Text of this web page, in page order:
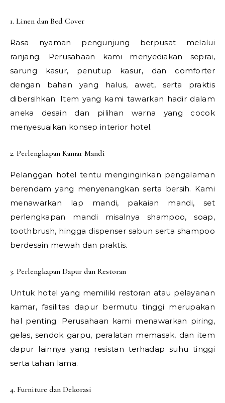
1. Linen dan Bed Cover
Rasa nyaman pengunjung berpusat melalui
ranjang. Perusahaan kami menyediakan seprai,
sarung kasur, penutup kasur, dan comforter
dengan bahan yang halus, awet, serta praktis
dibersihkan. Item yang kami tawarkan hadir dalam
aneka desain dan pilihan warna yang cocok
menyesuaikan konsep interior hotel.
2. Perlengkapan Kamar Mandi
Pelanggan hotel tentu menginginkan pengalaman
berendam yang menyenangkan serta bersih. Kami
menawarkan lap mandi, pakaian mandi, set
perlengkapan mandi misalnya shampoo, soap,
toothbrush, hingga dispenser sabun serta shampoo
berdesain mewah dan praktis.
3. Perlengkapan Dapur dan Restoran
Untuk hotel yang memiliki restoran atau pelayanan
kamar, fasilitas dapur bermutu tinggi merupakan
hal penting. Perusahaan kami menawarkan piring,
gelas, sendok garpu, peralatan memasak, dan item
dapur lainnya yang resistan terhadap suhu tinggi
serta tahan lama.
4. Furniture dan Dekorasi